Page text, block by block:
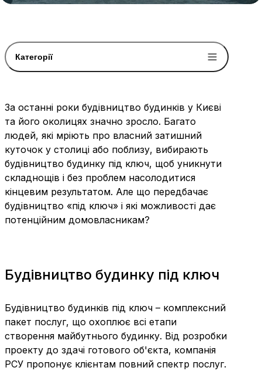
Категорії
За останні роки будівництво будинків у Києві
та його околицях значно зросло. Багато
людей, які мріють про власний затишний
куточок у столиці або поблизу, вибирають
будівництво будинку під ключ, щоб уникнути
складнощів і без проблем насолодитися
кінцевим результатом. Але що передбачає
будівництво «під ключ» і які можливості дає
потенційним домовласникам?
Будівництво будинку під ключ
Будівництво будинків під ключ – комплексний
пакет послуг, що охоплює всі етапи
створення майбутнього будинку. Від розробки
проекту до здачі готового об'єкта, компанія
РСУ пропонує клієнтам повний спектр послуг.